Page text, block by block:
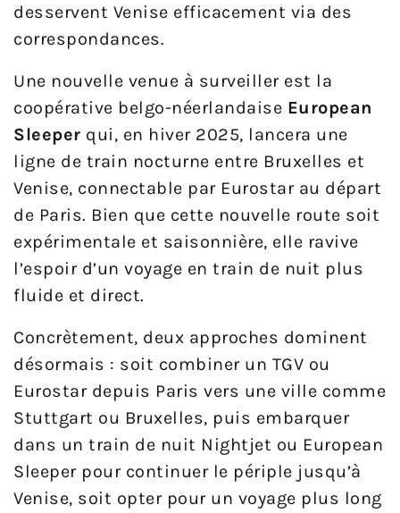
desservent Venise efficacement via des
correspondances.
Une nouvelle venue à surveiller est la
coopérative belgo-néerlandaise European
Sleeper qui, en hiver 2025, lancera une
ligne de train nocturne entre Bruxelles et
Venise, connectable par Eurostar au départ
de Paris. Bien que cette nouvelle route soit
expérimentale et saisonnière, elle ravive
l’espoir d’un voyage en train de nuit plus
fluide et direct.
Concrètement, deux approches dominent
désormais : soit combiner un TGV ou
Eurostar depuis Paris vers une ville comme
Stuttgart ou Bruxelles, puis embarquer
dans un train de nuit Nightjet ou European
Sleeper pour continuer le périple jusqu’à
Venise, soit opter pour un voyage plus long